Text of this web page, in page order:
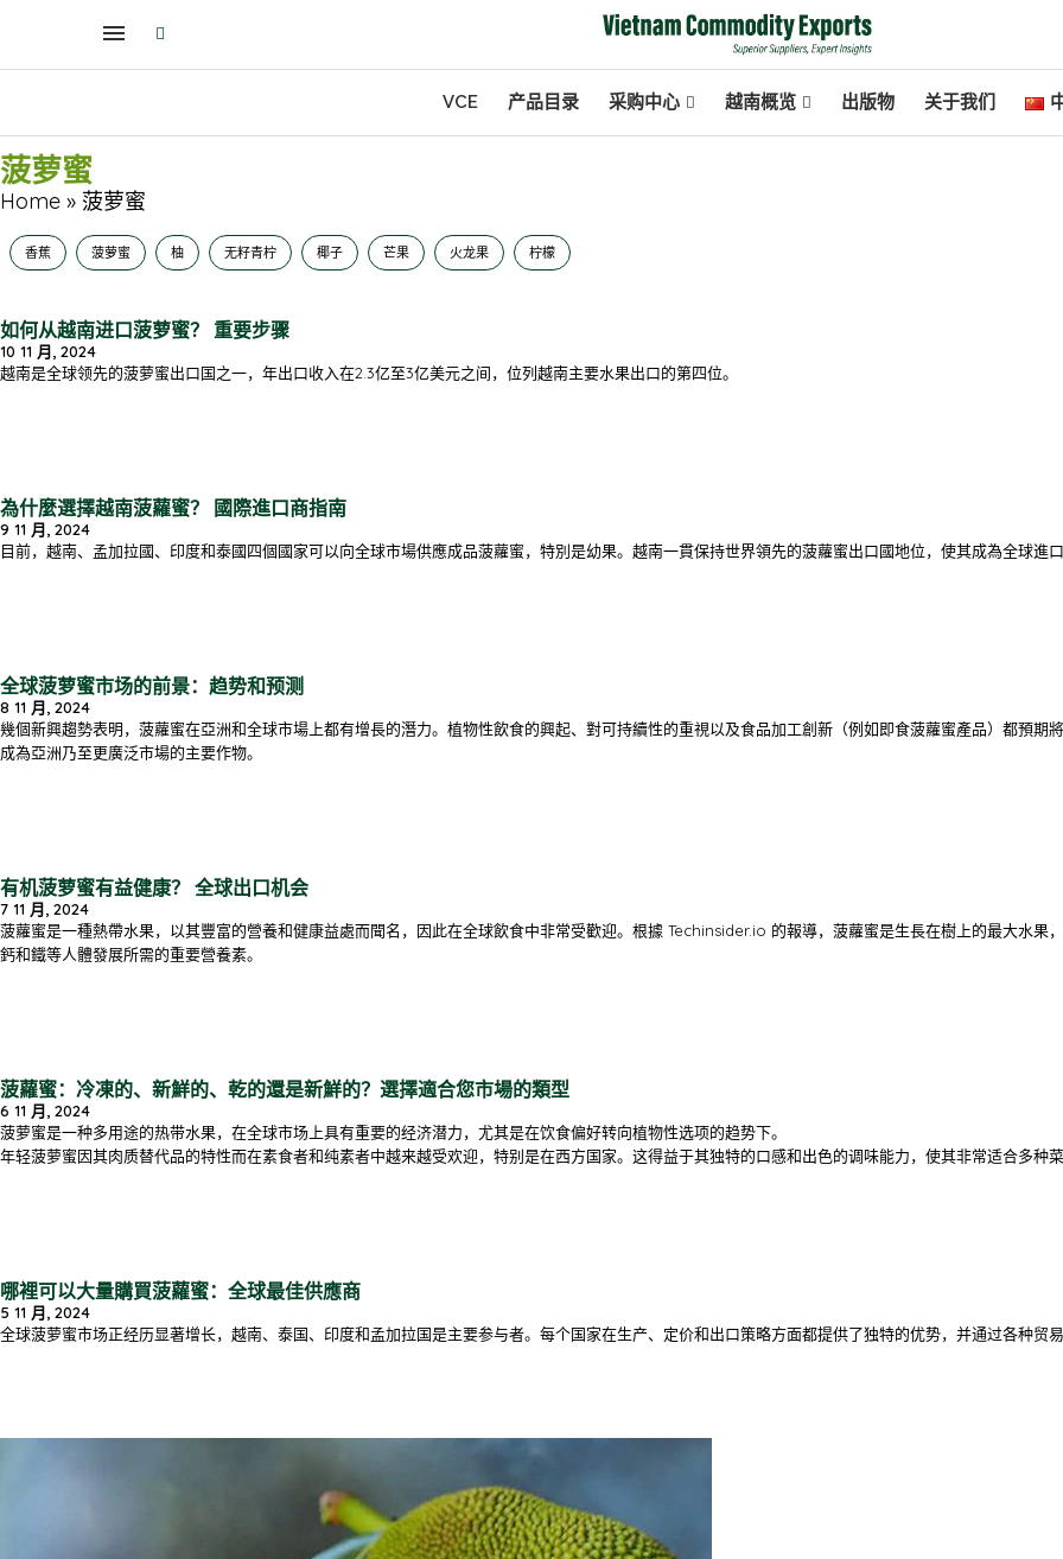
VCE 产品目录 采购中心 越南概览 出版物 关于我们
菠萝蜜
Home » 菠萝蜜
香蕉 菠萝蜜 柚 无籽青柠 椰子 芒果 火龙果 柠檬
如何从越南进口菠萝蜜？ 重要步骤
10 11 月, 2024
越南是全球领先的菠萝蜜出口国之一，年出口收入在2.3亿至3亿美元之间，位列越南主要水果出口的第四位。
為什麼選擇越南菠蘿蜜？ 國際進口商指南
9 11 月, 2024
目前，越南、孟加拉國、印度和泰國四個國家可以向全球市場供應成品菠蘿蜜，特別是幼果。越南一貫保持世界領先的菠蘿蜜出口國地位，使其成為全球進
全球菠萝蜜市场的前景：趋势和预测
8 11 月, 2024
幾個新興趨勢表明，菠蘿蜜在亞洲和全球市場上都有增長的潛力。植物性飲食的興起、對可持續性的重視以及食品加工創新（例如即食菠蘿蜜產品）都預
成為亞洲乃至更廣泛市場的主要作物。
有机菠萝蜜有益健康？ 全球出口机会
7 11 月, 2024
菠蘿蜜是一種熱帶水果，以其豐富的營養和健康益處而聞名，因此在全球飲食中非常受歡迎。根據 Techinsider.io 的報導，菠蘿蜜是生長在樹上的最大水果
鈣和鐵等人體發展所需的重要營養素。
菠蘿蜜：冷凍的、新鮮的、乾的還是新鮮的？選擇適合您市場的類型
6 11 月, 2024
菠萝蜜是一种多用途的热带水果，在全球市场上具有重要的经济潜力，尤其是在饮食偏好转向植物性选项的趋势下。
年轻菠萝蜜因其肉质替代品的特性而在素食者和纯素者中越来越受欢迎，特别是在西方国家。这得益于其独特的口感和出色的调味能力，使其非常适合多种菜
哪裡可以大量購買菠蘿蜜：全球最佳供應商
5 11 月, 2024
全球菠萝蜜市场正经历显著增长，越南、泰国、印度和孟加拉国是主要参与者。每个国家在生产、定价和出口策略方面都提供了独特的优势，并通过各种贸易